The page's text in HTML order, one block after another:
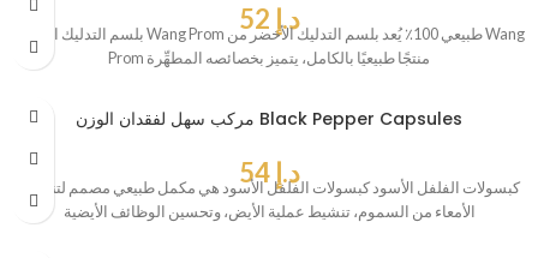
د.إ
بلسم التدليك الأخضر Wang Prom طبيعي 100٪ يُعد بلسم التدليك الأخضر من Wang
Prom منتجًا طبيعيًا بالكامل، يتميز بخصائصه المطهِّرة
مركب سهل لفقدان الوزن Black Pepper Capsules
د.إ 54
كبسولات الفلفل الأسود كبسولات الفلفل الأسود هي مكمل طبيعي مصمم لتنظيف
الأمعاء من السموم، تنشيط عملية الأيض، وتحسين الوظائف الأيضية